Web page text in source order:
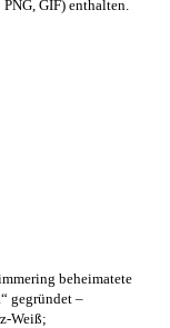
PNG, GIF) enthalten.
beheimatete
gegründet –
Weiß;